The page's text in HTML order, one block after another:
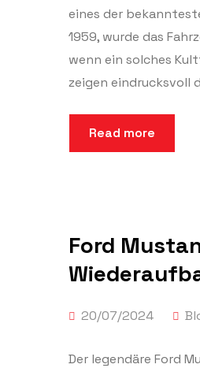
eines der
1959, wurde das
wenn ein solches
zeigen eindrucksvoll
Read more
Ford
20/07/2024
Der legendäre Ford